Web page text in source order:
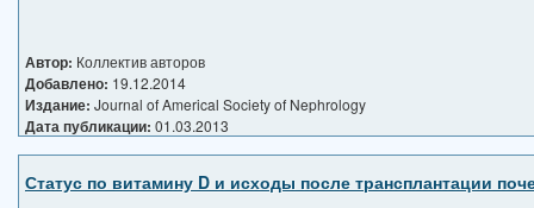
Автор: Коллектив авторов
Добавлено: 19.12.2014
Издание: Journal of Americal Society of Nephrology
Дата публикации: 01.03.2013
Статус по витамину D и исходы после трансплантации